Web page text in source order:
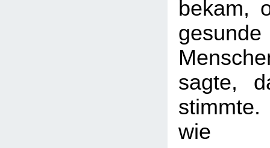
bekam,
gesunde
sagte,
wie